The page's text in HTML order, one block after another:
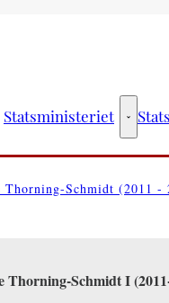
Statsministeriet
Thorning-Schmidt (2011 -
Thorning-Schmidt I